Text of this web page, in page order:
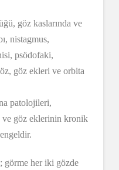
göz kaslarında ve
nistagmus,
psödofaki,
göz ekleri ve orbita
patolojileri,
göz eklerinin kronik
görme her iki gözde